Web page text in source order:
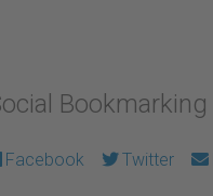
Bookmarking
Facebook Twitter